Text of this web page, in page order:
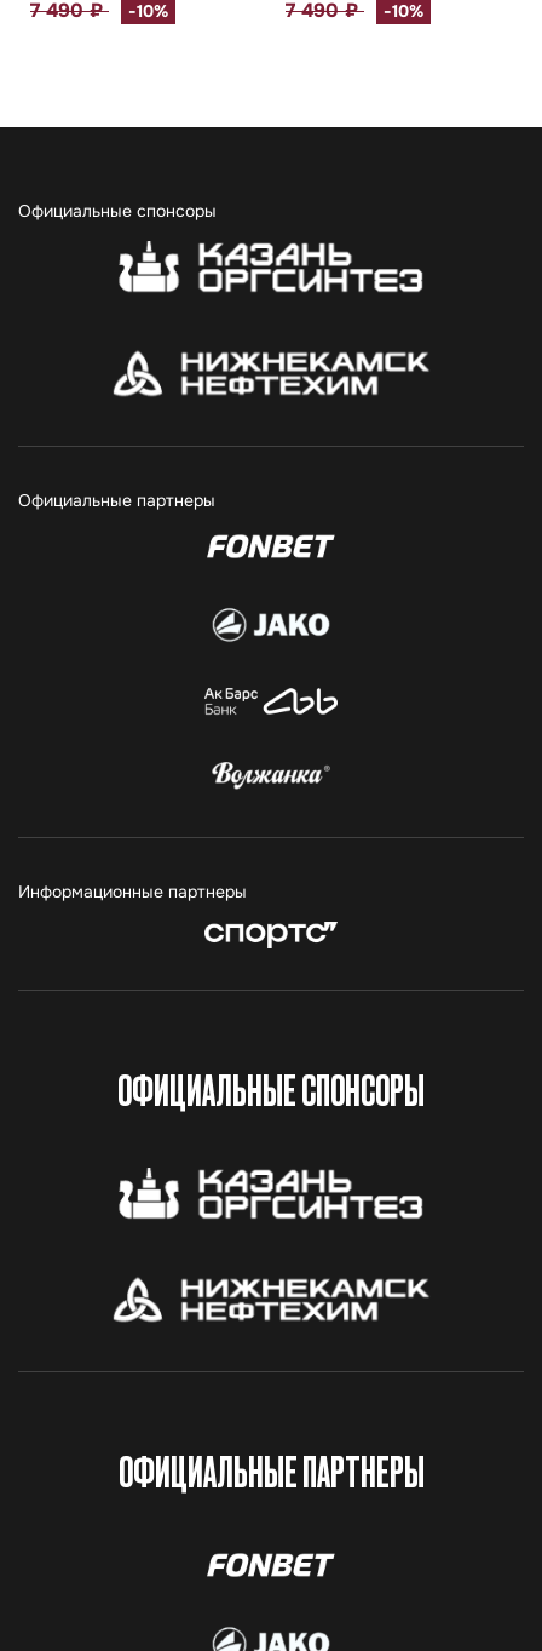
7 490 ₽ -10% 7 490 ₽ -10%
Официальные спонсоры
Официальные партнеры
Информационные партнеры
ОФИЦИАЛЬНЫЕ СПОНСОРЫ
ОФИЦИАЛЬНЫЕ ПАРТНЕРЫ